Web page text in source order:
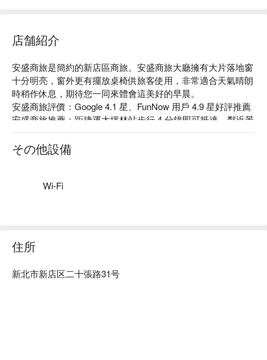
店舗紹介
安盛商旅是簡約的新店區商旅。安盛商旅大廳擁有大片落地窗
十分明亮，窗外更有擺放桌椅供旅客使用，非常適合天氣晴朗
時稍作休息，期待您一同來體會這美好的早晨。
安盛商旅評價：Google 4.1 星、FunNow 用戶 4.9 星好評推薦
安盛商旅推薦：距捷運大坪林站步行 4 分鐘即可抵達，鄰近景
美夜市。館內房型多樣，客房擺設簡單大方，交通便利，是商
務旅客的最佳選擇。
安盛商旅優惠、安盛商旅住宿方案、安盛商旅休息方案立刻查
その他設備
Wi-Fi
住所
新北市新店区二十張路31号